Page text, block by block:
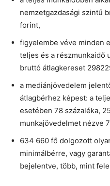
nemzetgazdasági szintű
forint,
figyelembe véve minden
teljes és a részmunkaidő
bruttó átlagkereset
a mediánjövedelem
átlagbérhez képest: a
esetében 78 százaléka,
munkajövedelmet nézve
634 660 fő dolgozott
minimálbérre, vagy
bejelentve, több, mint